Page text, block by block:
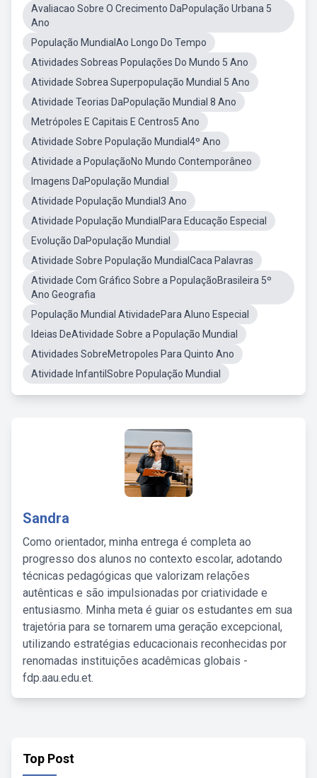
Avaliacao Sobre O Crecimento DaPopulação Urbana 5
Ano
População MundialAo Longo Do Tempo
Atividades Sobreas Populações Do Mundo 5 Ano
Atividade Sobrea Superpopulação Mundial 5 Ano
Atividade Teorias DaPopulação Mundial 8 Ano
Metrópoles E Capitais E Centros5 Ano
Atividade Sobre População Mundial4º Ano
Atividade a PopulaçãoNo Mundo Contemporâneo
Imagens DaPopulação Mundial
Atividade População Mundial3 Ano
Atividade População MundialPara Educação Especial
Evolução DaPopulação Mundial
Atividade Sobre População MundialCaca Palavras
Atividade Com Gráfico Sobre a PopulaçãoBrasileira 5º
Ano Geografia
População Mundial AtividadePara Aluno Especial
Ideias DeAtividade Sobre a População Mundial
Atividades SobreMetropoles Para Quinto Ano
Atividade InfantilSobre População Mundial
Sandra
Como orientador, minha entrega é completa ao
progresso dos alunos no contexto escolar, adotando
técnicas pedagógicas que valorizam relações
autênticas e são impulsionadas por criatividade e
entusiasmo. Minha meta é guiar os estudantes em sua
trajetória para se tornarem uma geração excepcional,
utilizando estratégias educacionais reconhecidas por
renomadas instituições acadêmicas globais -
fdp.aau.edu.et.
Top Post